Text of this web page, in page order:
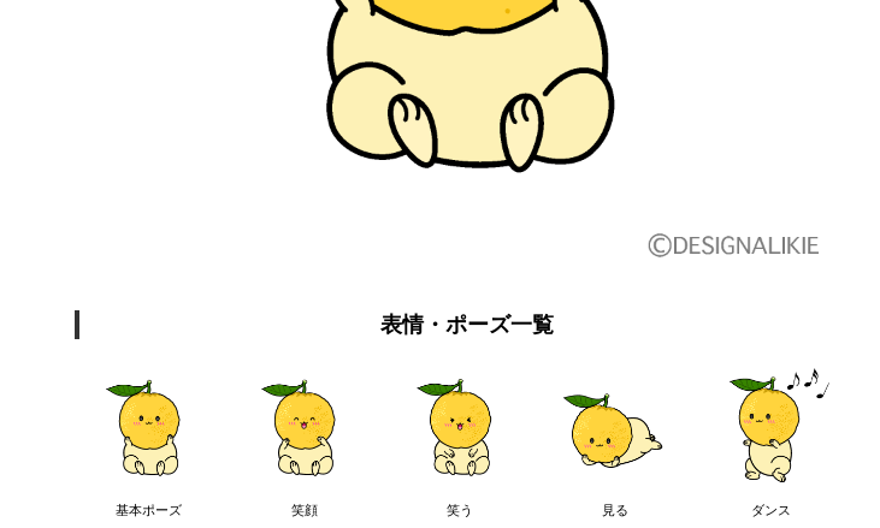
表情・ポーズ一覧
基本ポーズ 笑顔 笑う 見る ダンス